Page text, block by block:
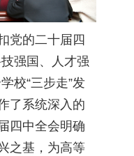
党的二十届四
强国、人才强
校“三步走”发
了系统深入的
四中全会明确
之基，为高等